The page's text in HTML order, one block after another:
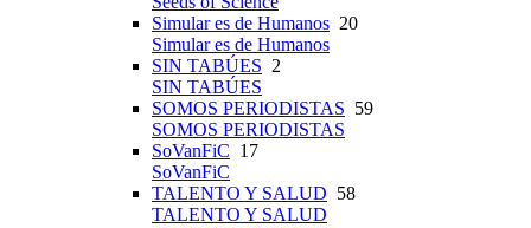
Simular es de Humanos 20
Simular es de Humanos
SIN TABÚES 2
SIN TABÚES
SOMOS PERIODISTAS 59
SOMOS PERIODISTAS
SoVanFiC 17
SoVanFiC
TALENTO Y SALUD 58
TALENTO Y SALUD